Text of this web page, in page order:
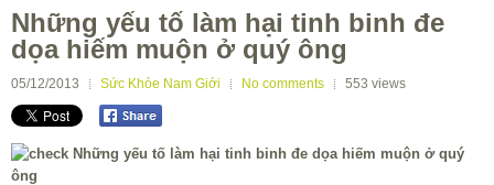
Những yếu tố làm hại tinh binh đe
dọa hiếm muộn ở quý ông
05/12/2013 Sức Khỏe Nam Giới No comments 553 views